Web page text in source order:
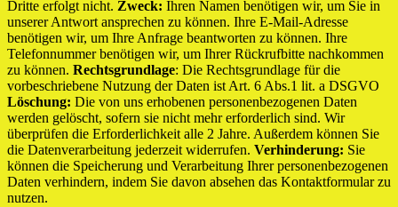
Dritte erfolgt nicht. Zweck: Ihren Namen benötigen wir, um Sie in
unserer Antwort ansprechen zu können. Ihre E-Mail-Adresse
benötigen wir, um Ihre Anfrage beantworten zu können. Ihre
Telefonnummer benötigen wir, um Ihrer Rückrufbitte nachkommen
zu können. Rechtsgrundlage: Die Rechtsgrundlage für die
vorbeschriebene Nutzung der Daten ist Art. 6 Abs.1 lit. a DSGVO
Löschung: Die von uns erhobenen personenbezogenen Daten
werden gelöscht, sofern sie nicht mehr erforderlich sind. Wir
überprüfen die Erforderlichkeit alle 2 Jahre. Außerdem können Sie
die Datenverarbeitung jederzeit widerrufen. Verhinderung: Sie
können die Speicherung und Verarbeitung Ihrer personenbezogenen
Daten verhindern, indem Sie davon absehen das Kontaktformular zu
nutzen.